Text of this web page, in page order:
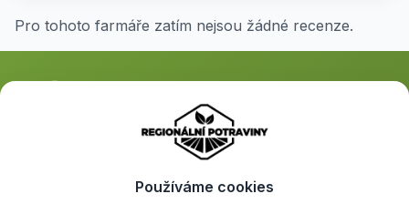
Pro tohoto farmáře zatím nejsou žádné recenze.
Propojujeme místní farmáře s lidmi, kteří hledají kvalitní regionální
potraviny. Objevte farmářské produkty přímo od jejich tvůrců.
Používáme cookies